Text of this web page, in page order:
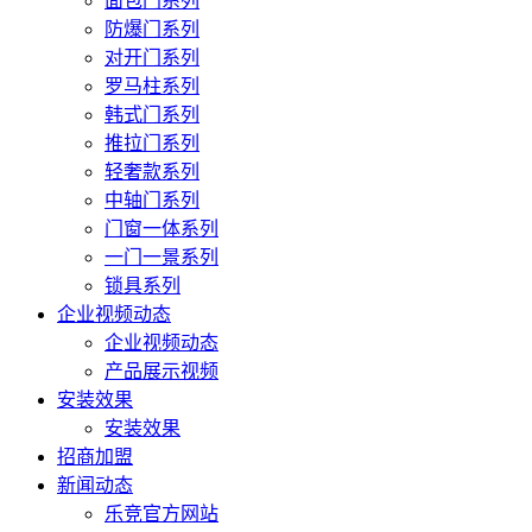
防爆门系列
对开门系列
罗马柱系列
韩式门系列
推拉门系列
轻奢款系列
中轴门系列
门窗一体系列
一门一景系列
锁具系列
企业视频动态
企业视频动态
产品展示视频
安装效果
安装效果
招商加盟
新闻动态
乐竞官方网站